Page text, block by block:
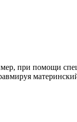
при помощи